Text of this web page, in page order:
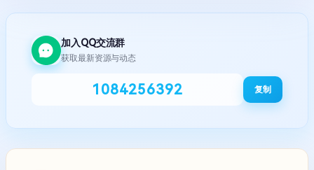
加入QQ交流群
获取最新资源与动态
1084256392 复制